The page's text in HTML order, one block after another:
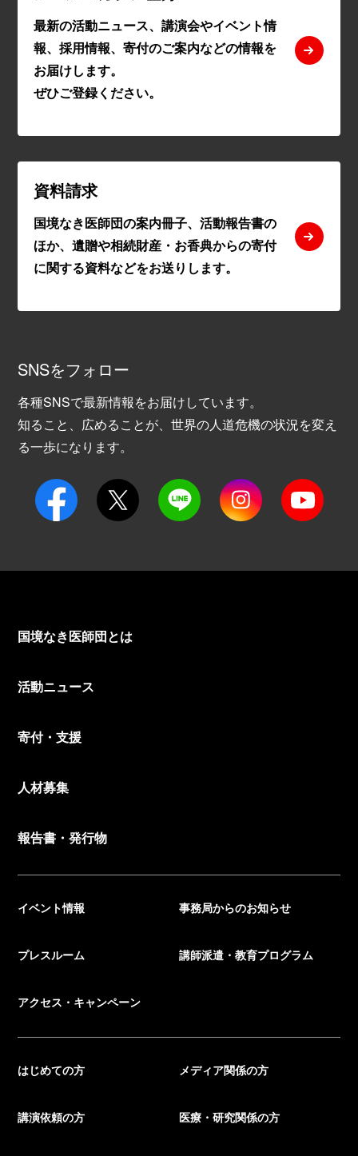
最新の活動ニュース、講演会やイベント情
報、採用情報、寄付のご案内などの情報を
お届けします。
ぜひご登録ください。
資料請求
国境なき医師団の案内冊子、活動報告書の
ほか、遺贈や相続財産・お香典からの寄付
に関する資料などをお送りします。
SNSをフォロー
各種SNSで最新情報をお届けしています。
知ること、広めることが、世界の人道危機の状況を変え
る一歩になります。
国境なき医師団とは
活動ニュース
寄付・支援
人材募集
報告書・発行物
イベント情報 事務局からのお知らせ
プレスルーム 講師派遣・教育プログラム
アクセス・キャンペーン
はじめての方 メディア関係の方
講演依頼の方 医療・研究関係の方